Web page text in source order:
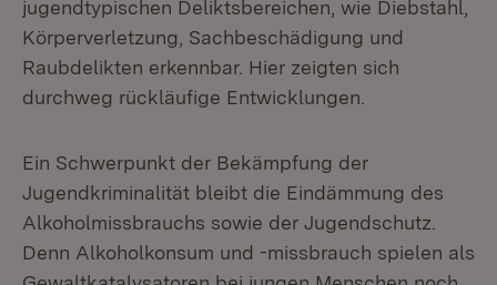
jugendtypischen Deliktsbereichen, wie Diebstahl,
Körperverletzung, Sachbeschädigung und
Raubdelikten erkennbar. Hier zeigten sich
durchweg rückläufige Entwicklungen.
Ein Schwerpunkt der Bekämpfung der
Jugendkriminalität bleibt die Eindämmung des
Alkoholmissbrauchs sowie der Jugendschutz.
Denn Alkoholkonsum und -missbrauch spielen als